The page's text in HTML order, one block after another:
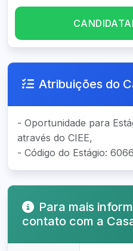
Atribuições do
- Oportunidade para
através do CIEE,
- Código do Estágio:
Para mais
contato com a